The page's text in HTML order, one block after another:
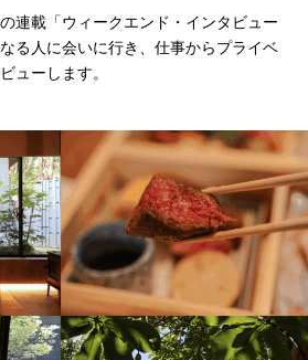
連載「ウィークエンド・インタビュー
る人に会いに行き、仕事からプライベ
ューします。